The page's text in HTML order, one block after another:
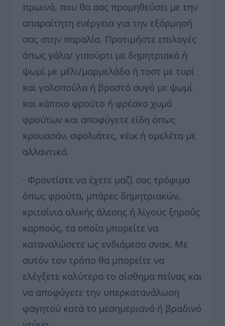
πρωινό, που θα σας προμηθεύσει με την
απαραίτητη ενέργεια για την εξόρμησή
σας στην παραλία. Προτιμήστε επιλογές
όπως γάλα/ γιαούρτι με δημητριακά ή
ψωμί με μέλι/μαρμελάδα ή τοστ με τυρί
και γαλοπούλα ή βραστό αυγό με ψωμί
και κάποιο φρούτο ή φρέσκο χυμό
φρούτων και αποφύγετε είδη όπως
κρουασάν, σφολιάτες, κέικ ή ομελέτα με
αλλαντικά.
· Φροντίστε να έχετε μαζί σας τρόφιμα
όπως φρούτα, μπάρες δημητριακών,
κριτσίνια ολικής άλεσης ή λίγους ξηρούς
καρπούς, τα οποία μπορείτε να
καταναλώσετε ως ενδιάμεσο σνακ. Με
αυτόν τον τρόπο θα μπορείτε να
ελέγξετε καλύτερα το αίσθημα πείνας και
να αποφύγετε την υπερκατανάλωση
φαγητού κατά το μεσημεριανό ή βραδινό